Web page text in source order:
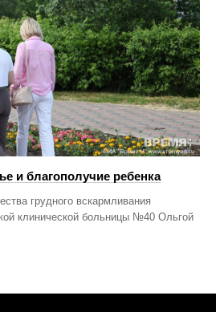
и благополучие ребенка
грудного вскармливания
клинической больницы №40 Ольгой